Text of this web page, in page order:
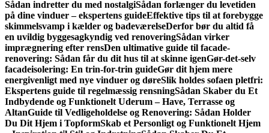
Sådan indretter du med nostalgiSådan forlænger du levetiden
på dine vinduer – ekspertens guideEffektive tips til at forebygge
skimmelsvamp i kælder og badeværelseDerfor bør du altid få
en uvildig byggesagkyndig ved renoveringSådan virker
imprægnering efter rensDen ultimative guide til facade­
renovering: Sådan får du dit hus til at skinne igenGør-det-selv
facadeisolering: En trin-for-trin guideGør dit hjem mere
energivenligt med nye vinduer og døreSlik holdes sofaen pletfri:
Ekspertens guide til regelmæssig rensningSådan Skaber du Et
Indbydende og Funktionelt Uderum – Have, Terrasse og
AltanGuide til Vedligeholdelse og Renovering: Sådan Holder
Du Dit Hjem i TopformSkab et Personligt og Funktionelt Hjem